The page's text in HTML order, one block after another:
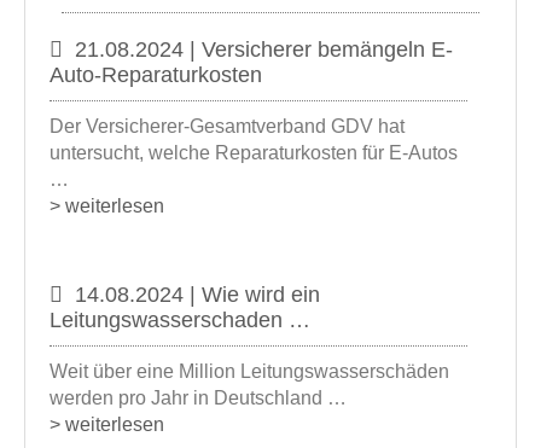
21.08.2024 | Versicherer bemängeln E-
Auto-Reparaturkosten
Der Versicherer-Gesamtverband GDV hat
untersucht, welche Reparaturkosten für E-Autos
…
> weiterlesen
14.08.2024 | Wie wird ein
Leitungswasserschaden …
Weit über eine Million Leitungswasserschäden
werden pro Jahr in Deutschland …
> weiterlesen